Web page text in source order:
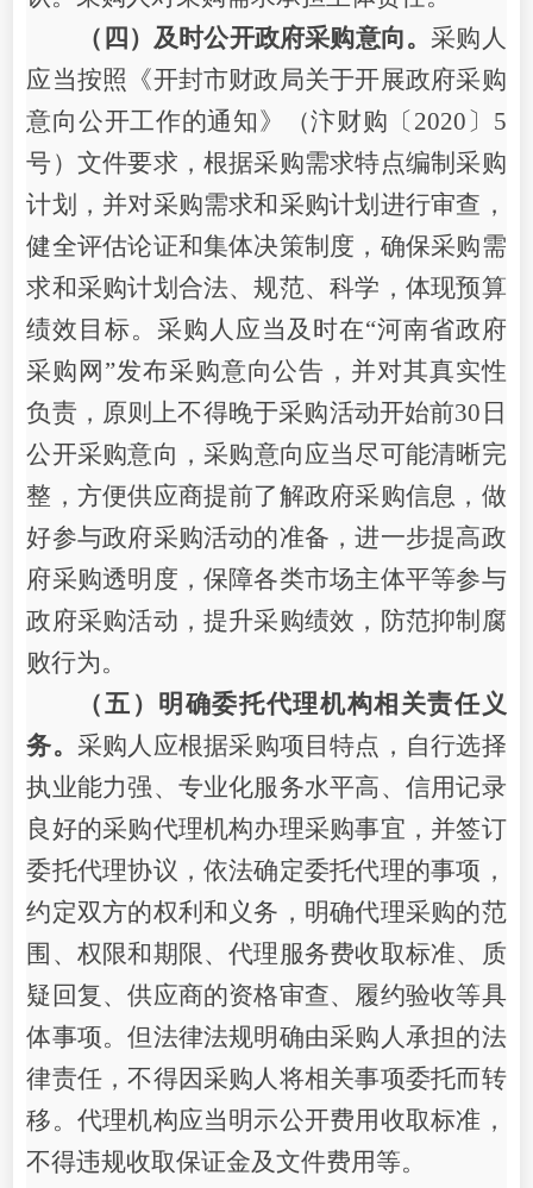
（四）及时公开政府采购意向。 采购人
应当按照《开封市财政局关于开展政府采购
意向公开工作的通知》（汴财购〔 2020〕5
号）文件要求，根据采购需求特点编制采购
计划，并对采购需求和采购计划进行审查，
健全评估论证和集体决策制度，确保采购需
求和采购计划合法、规范、科学，体现预算
绩效目标。采购人应当及时在“河南省政府
采购网”发布采购意向公告，并对其真实性
负责，原则上不得晚于采购活动开始前30日
公开采购意向， 采购意向应当尽可能清晰完
整，方便供应商提前了解政府采购信息，做
好参与政府采购活动的准备，进一步提高政
府采购透明度，保障各类市场主体平等参与
政府采购活动，提升采购绩效，防范抑制腐
败行为。
（五）明确委托代理机构相关责任义
务。 采购人应根据采购项目特点，自行选择
执业能力强、专业化服务水平高、信用记录
良好的采购代理机构办理采购事宜，并签订
委托代理协议，依法确定委托代理的事项，
约定双方的权利和义务，明确代理采购的范
围、权限和期限、代理服务费收取标准、质
疑回复、供应商的资格审查、履约验收等具
体事项。但法律法规明确由采购人承担的法
律责任，不得因采购人将相关事项委托而转
移。代理机构应当明示公开费用收取标准，
不得违规收取保证金及文件费用等。